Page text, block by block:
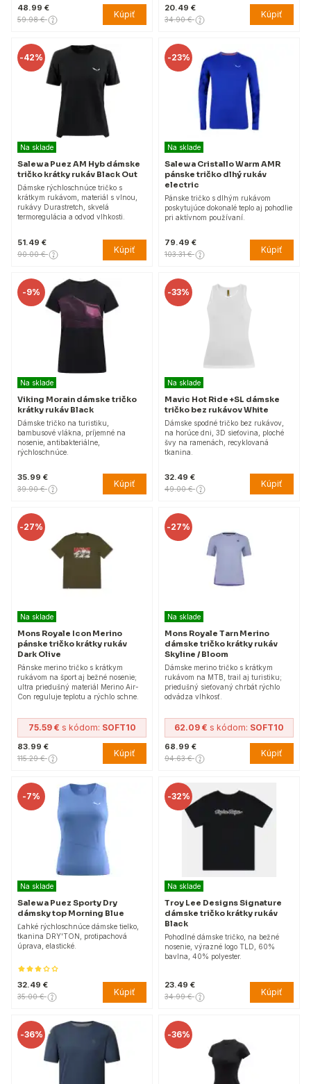
48.99 €
59.98 € Kúpiť
20.49 €
34.90 € Kúpiť
-42%
Na sklade
Salewa Puez AM Hyb dámske
tričko krátky rukáv Black Out
Dámske rýchloschnúce tričko s
krátkym rukávom, materiál s vlnou,
rukávy Durastretch, skvelá
termoregulácia a odvod vlhkosti.
51.49 €
90.00 € Kúpiť
-23%
Na sklade
Salewa Cristallo Warm AMR
pánske tričko dlhý rukáv
electric
Pánske tričko s dlhým rukávom
poskytujúce dokonalé teplo aj pohodlie
pri aktívnom používaní.
79.49 €
103.31 € Kúpiť
-9%
Na sklade
Viking Morain dámske tričko
krátky rukáv Black
Dámske tričko na turistiku,
bambusové vlákna, príjemné na
nosenie, antibakteriálne,
rýchloschnúce.
35.99 €
39.90 € Kúpiť
-33%
Na sklade
Mavic Hot Ride +SL dámske
tričko bez rukávov White
Dámske spodné tričko bez rukávov,
na horúce dni, 3D sieťovina, ploché
švy na ramenách, recyklovaná
tkanina.
32.49 €
49.00 € Kúpiť
-27%
Na sklade
Mons Royale Icon Merino
pánske tričko krátky rukáv
Dark Olive
Pánske merino tričko s krátkym
rukávom na šport aj bežné nosenie;
ultra priedušný materiál Merino Air-
Con reguluje teplotu a rýchlo schne.
75.59 € s kódom: SOFT10
83.99 €
115.29 € Kúpiť
-27%
Na sklade
Mons Royale Tarn Merino
dámske tričko krátky rukáv
Skyline / Bloom
Dámske merino tričko s krátkym
rukávom na MTB, trail aj turistiku;
priedušný sieťovaný chrbát rýchlo
odvádza vlhkosť.
62.09 € s kódom: SOFT10
68.99 €
94.63 € Kúpiť
-7%
Na sklade
Salewa Puez Sporty Dry
dámsky top Morning Blue
Ľahké rýchloschnúce dámske tielko,
tkanina DRY'TON, protipachová
úprava, elastické.
32.49 €
35.00 € Kúpiť
-32%
Na sklade
Troy Lee Designs Signature
dámske tričko krátky rukáv
Black
Pohodlné dámske tričko, na bežné
nosenie, výrazné logo TLD, 60%
bavlna, 40% polyester.
23.49 €
34.99 € Kúpiť
-36% -36%